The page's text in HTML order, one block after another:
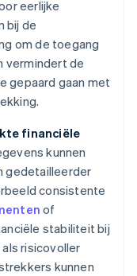
eerlijke
bij de
om de toegang
vermindert de
gepaard gaan met
financiële
kunnen
gedetailleerder
consistente
of
stabiliteit bij
risicovoller
kunnen